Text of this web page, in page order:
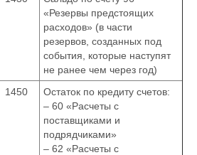
«Резервы предстоящих
расходов» (в части
резервов, созданных под
события, которые наступят
не ранее чем через год)
1450
Остаток по кредиту счетов:
– 60 «Расчеты с
поставщиками и
подрядчиками»
– 62 «Расчеты с